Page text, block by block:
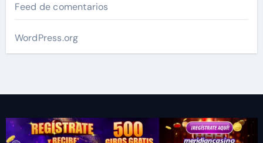
Feed de comentarios
WordPress.org